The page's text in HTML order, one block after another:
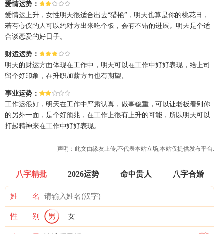
爱情运势：
爱情运上升，女性明天很适合出去“猎艳”，明天也算是你的桃花日，
若有心仪的人可以约对方出来吃个饭，会有不错的进展。明天是个适
合谈恋爱的好日子。
财运运势：
明天的财运方面体现在工作中，明天可以在工作中好好表现，给上司
留个好印象，在升职加薪方面也有期望。
事业运势：
工作运很好，明天在工作中严肃认真，做事稳重，可以让老板看到你
的另外一面，是个好预兆，在工作上很有上升的可能，所以明天可以
打起精神来在工作中好好表现。
声明：此文由缘友上传,不代表本站立场,本站仅提供发布平台.
八字精批 2026运势 命中贵人 八字合婚
姓 名
性 别 男 女